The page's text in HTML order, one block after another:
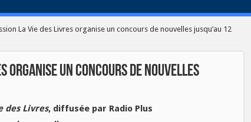
La Vie des Livres organise un concours de nouvelles jusqu’au 12
organise un concours de nouvelles
des Livres, diffusée par Radio Plus